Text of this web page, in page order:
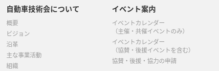
自動車技術会について
概要
ビジョン
沿革
主な事業活動
組織
イベント案内
イベントカレンダー
（主催・共催イベントのみ）
イベントカレンダー
（協賛・後援イベントを含む）
協賛・後援・協力の申請